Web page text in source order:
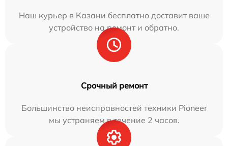
Наш курьер в Казани бесплатно доставит ваше
устройство на ремонт и обратно.
Срочный ремонт
Большинство неисправностей техники Pioneer
мы устраняем в течение 2 часов.